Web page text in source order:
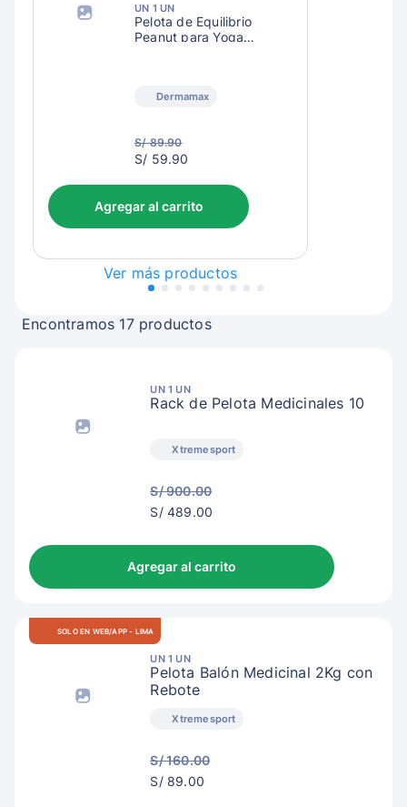
UN 1 UN
Pelota de Equilibrio
Peanut para Yoga
Dermamax
S/ 89.90
S/
S/ 59.90
Agregar al carrito
Ver más productos
Encontramos 17 productos
UN 1 UN
Rack de Pelota Medicinales 10
Xtremesport
S/ 900.00
S/
S/ 489.00
Agregar al carrito
SOLO EN WEB/APP - LIMA
UN 1 UN
Pelota Balón Medicinal 2Kg con
Rebote
Xtremesport
S/ 160.00
S/
S/ 89.00